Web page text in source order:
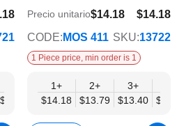
$13.00
9+
$12.61
12+
$12.21
15+
$11.82
$14.18
$11.03
Precio unitario$14.18
CODE: MOS 411 SKU:13722
1 Piece price, min order is 1
1+
$14.18
2+
$13.79
3+
$13.40